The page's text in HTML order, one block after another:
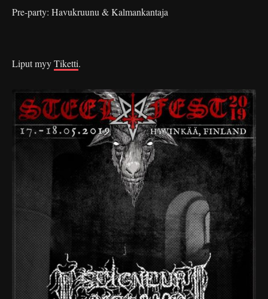
Pre-party: Havukruunu & Kalmankantaja
Liput myyTiketti.